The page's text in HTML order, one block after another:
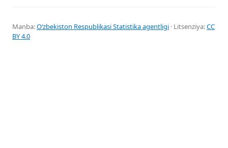
Manba:Oʻzbekiston Respublikasi Statistika agentligi · Litsenziya:CC
BY 4.0